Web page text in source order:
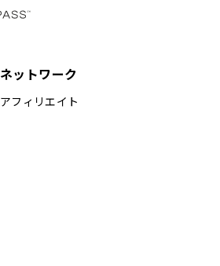
ネットワーク
アフィリエイト